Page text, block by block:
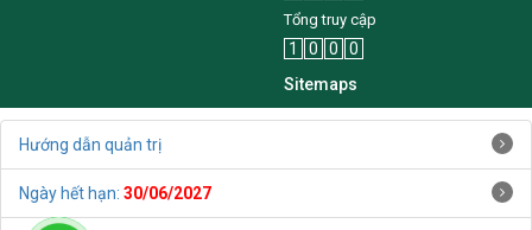
Tổng truy cập
1 0 0
0
Sitemaps
Hướng dẫn quản trị
Ngày hết hạn: 30/06/2027